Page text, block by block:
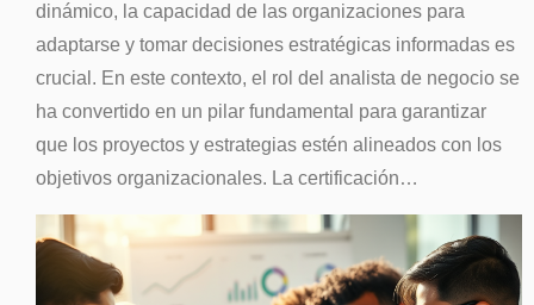
dinámico, la capacidad de las organizaciones para
adaptarse y tomar decisiones estratégicas informadas es
crucial. En este contexto, el rol del analista de negocio se
ha convertido en un pilar fundamental para garantizar
que los proyectos y estrategias estén alineados con los
objetivos organizacionales. La certificación…